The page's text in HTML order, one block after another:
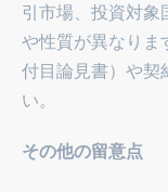
引市場、投資対象
や性質が異なりま
付目論見書）や契
い。
その他の留意点